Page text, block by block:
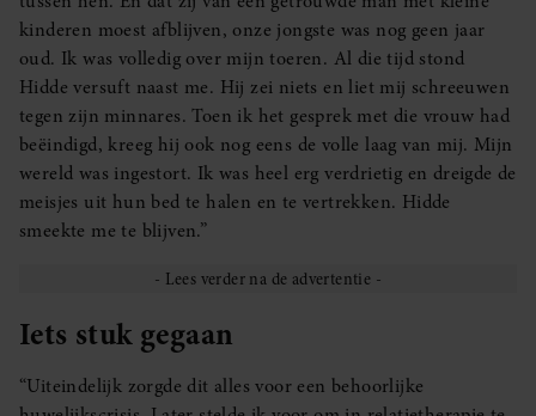
kinderen moest afblijven, onze jongste was nog geen jaar
oud. Ik was volledig over mijn toeren. Al die tijd stond
Hidde versuft naast me. Hij zei niets en liet mij schreeuwen
tegen zijn minnares. Toen ik het gesprek met die vrouw had
beëindigd, kreeg hij ook nog eens de volle laag van mij. Mijn
wereld was ingestort. Ik was heel erg verdrietig en dreigde de
meisjes uit hun bed te halen en te vertrekken. Hidde
smeekte me te blijven.”
Iets stuk gegaan
“Uiteindelijk zorgde dit alles voor een behoorlijke